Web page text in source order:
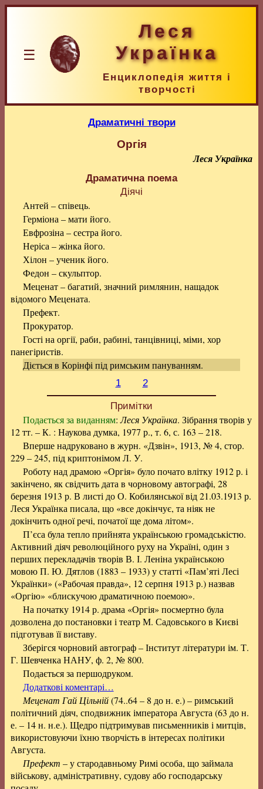
☰
Леся
Українка
Енциклопедія життя і
творчості
Драматичні твори
Оргія
Леся Українка
Драматична поема
Діячі
Антей – співець.
Герміона – мати його.
Евфрозіна – сестра його.
Неріса – жінка його.
Хілон – ученик його.
Федон – скульптор.
Меценат – багатий, значний римлянин, нащадок
відомого Мецената.
Префект.
Прокуратор.
Гості на оргії, раби, рабині, танцівниці, міми, хор
панегіристів.
Діється в Корінфі під римським пануванням.
1
2
Примітки
Подається за виданням:Леся Українка. Зібрання творів у
12 тт. – К. : Наукова думка, 1977 р., т. 6, с. 163 – 218.
Вперше надруковано в журн. «Дзвін», 1913, № 4, стор.
229 – 245, під криптонімом Л. У.
Роботу над драмою «Оргія» було почато влітку 1912 р. і
закінчено, як свідчить дата в чорновому автографі, 28
березня 1913 р. В листі до О. Кобилянської від 21.03.1913 р.
Леся Українка писала, що «все докінчує, та ніяк не
докінчить одної речі, початої ще дома літом».
П’єса була тепло прийнята українською громадськістю.
Активний діяч революційного руху на Україні, один з
перших перекладачів творів В. І. Леніна українською
мовою П. Ю. Дятлов (1883 – 1933) у статті «Пам’яті Лесі
Українки» («Рабочая правда», 12 серпня 1913 р.) назвав
«Оргію» «блискучою драматичною поемою».
На початку 1914 р. драма «Оргія» посмертно була
дозволена до постановки і театр М. Садовського в Києві
підготував її виставу.
Зберігся чорновий автограф – Інститут літератури ім. Т.
Г. Шевченка НАНУ, ф. 2, № 800.
Подається за першодруком.
Додаткові коментарі…
Меценат Гай Цільній(74..64 – 8 до н. е.) – римський
політичний діяч, сподвижник імператора Августа (63 до н.
е. – 14 н. н.е.). Щедро підтримував письменників і митців,
використовуючи їхню творчість в інтересах політики
Августа.
Префект – у стародавньому Римі особа, що займала
військову, адміністративну, судову або господарську